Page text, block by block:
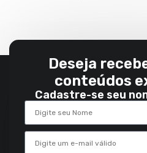
Deseja
conteúdos
Cadastre-se seu